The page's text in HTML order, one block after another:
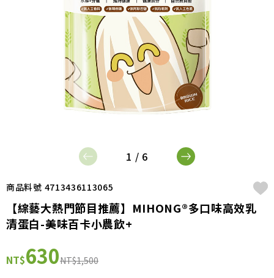
1 / 6
商品料號 4713436113065
【綜藝大熱門節目推薦】MIHONG®多口味高效乳
清蛋白-美味百卡小農飲+
NT$630NT$1,500